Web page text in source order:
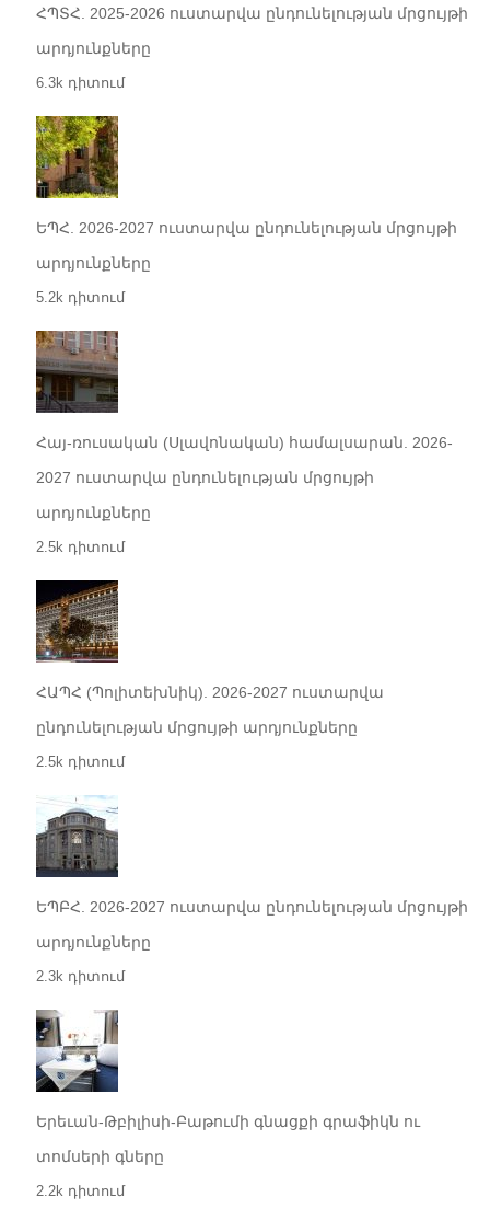
ՀՊՏՀ. 2025-2026 ուստարվա ընդունելության մրցույթի
արդյունքները
6.3k դիտում
ԵՊՀ. 2026-2027 ուստարվա ընդունելության մրցույթի
արդյունքները
5.2k դիտում
Հայ-ռուսական (Սլավոնական) համալսարան. 2026-
2027 ուստարվա ընդունելության մրցույթի
արդյունքները
2.5k դիտում
ՀԱՊՀ (Պոլիտեխնիկ). 2026-2027 ուստարվա
ընդունելության մրցույթի արդյունքները
2.5k դիտում
ԵՊԲՀ. 2026-2027 ուստարվա ընդունելության մրցույթի
արդյունքները
2.3k դիտում
Երեւան-Թբիլիսի-Բաթումի գնացքի գրաֆիկն ու
տոմսերի գները
2.2k դիտում